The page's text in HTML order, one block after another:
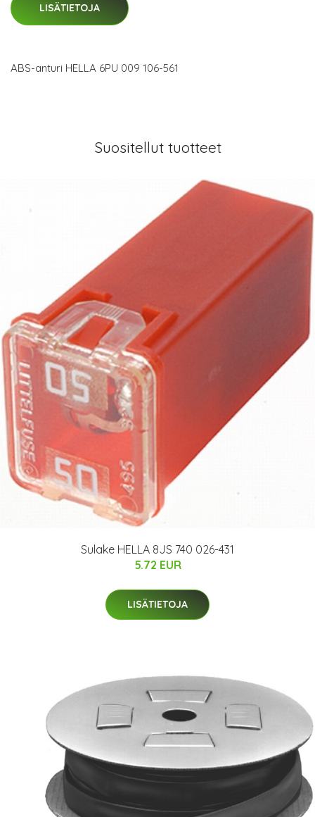
LISÄTIETOJA
ABS-anturi HELLA 6PU 009 106-561
Suositellut tuotteet
Sulake HELLA 8JS 740 026-431
5.72 EUR
LISÄTIETOJA